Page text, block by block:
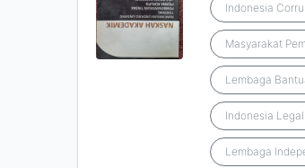
Indonesia
Masyarakat
Lembaga
Indonesia
Lembaga